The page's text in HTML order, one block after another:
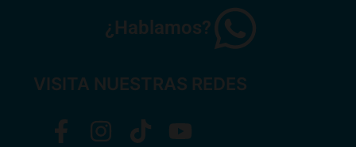
¿Hablamos?
VISITA NUESTRAS REDES